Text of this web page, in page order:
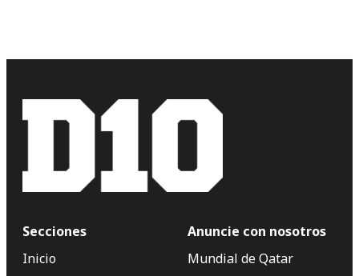
Secciones
Inicio
Anuncie con nosotros
Mundial de Qatar